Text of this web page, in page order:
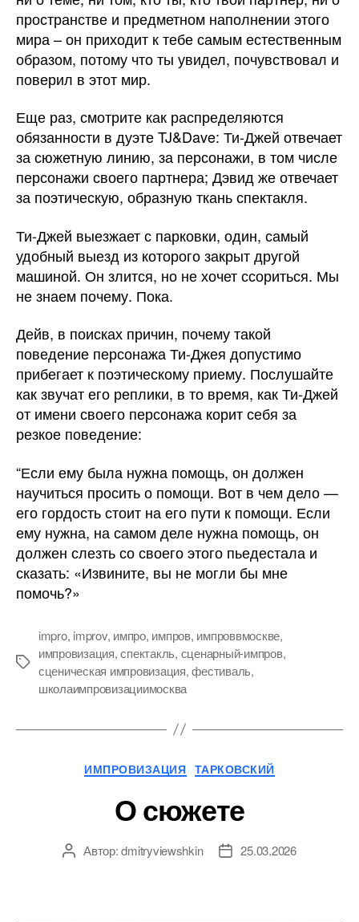
пространстве и предметном наполнении этого
мира – он приходит к тебе самым естественным
образом, потому что ты увидел, почувствовал и
поверил в этот мир.
Еще раз, смотрите как распределяются
обязанности в дуэте TJ&Dave: Ти-Джей отвечает
за сюжетную линию, за персонажи, в том числе
персонажи своего партнера; Дэвид же отвечает
за поэтическую, образную ткань спектакля.
Ти-Джей выезжает с парковки, один, самый
удобный выезд из которого закрыт другой
машиной. Он злится, но не хочет ссориться. Мы
не знаем почему. Пока.
Дейв, в поисках причин, почему такой
поведение персонажа Ти-Джея допустимо
прибегает к поэтическому приему. Послушайте
как звучат его реплики, в то время, как Ти-Джей
от имени своего персонажа корит себя за
резкое поведение:
“Если ему была нужна помощь, он должен
научиться просить о помощи. Вот в чем дело —
его гордость стоит на его пути к помощи. Если
ему нужна, на самом деле нужна помощь, он
должен слезть со своего этого пьедестала и
сказать: «Извините, вы не могли бы мне
помочь?»
Метки
impro, improv, импро, импров, импроввмоскве,
импровизация,спектакль, сценарный-импров,
сценическая импровизация,фестиваль,
школаимпровизациимосква
Рубрики
ИМПРОВИЗАЦИЯ ТАРКОВСКИЙ
О сюжете
АвторАвтор:dmitryviewshkin
Дата25.03.2026